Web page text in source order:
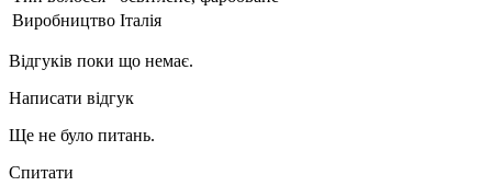
Виробництво Італія
Відгуків поки що немає.
Написати відгук
Ще не було питань.
Спитати